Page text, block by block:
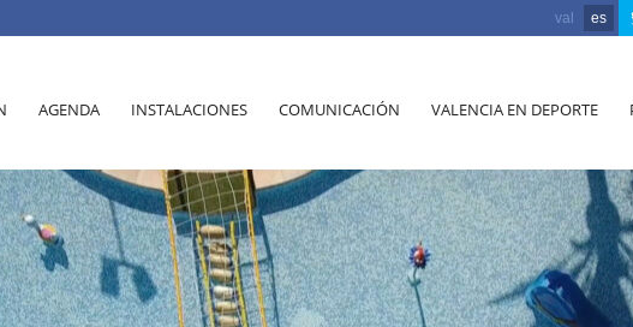
val es
AGENDA INSTALACIONES COMUNICACIÓN VALENCIA EN DEPORTE